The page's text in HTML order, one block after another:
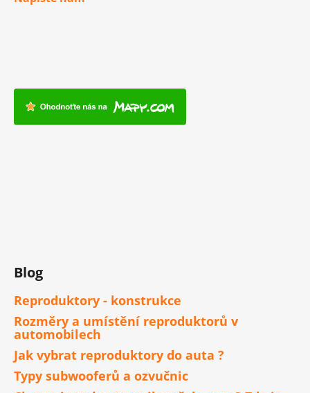
Blog
Reproduktory - konstrukce
Rozměry a umístění reproduktorů v
automobilech
Jak vybrat reproduktory do auta ?
Typy subwooferů a ozvučnic